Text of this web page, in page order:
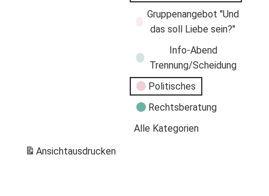
Gruppenangebot "Und
das soll Liebe sein?"
Info-Abend
Trennung/Scheidung
Politisches
Rechtsberatung
Alle Kategorien
Ansichtausdrucken